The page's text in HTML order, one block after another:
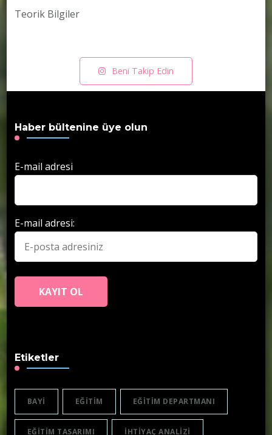
Teorik Bilgiler
Beni Takip Edin
Haber bültenine üye olun
E-mail adresi
E-mail adresi:
Etiketler
BAYI EĞITIM EĞITIM DEPARTMANI
EĞITIM TASARIMI IHTIYAÇ ANALIZI